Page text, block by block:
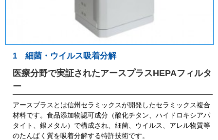
1 細菌・ウイルス吸着分解
医療分野で実証されたアースプラスHEPAフィルタ
ー
アースプラスとは信州セラミックスが開発したセラミックス複合
材料です。食品添加物認可成分（酸化チタン、ハイドロキシアパ
タイト、銀メタル）で構成され、細菌、ウイルス、アレル物質等
のたんぱく質を吸着分解する特許技術です。